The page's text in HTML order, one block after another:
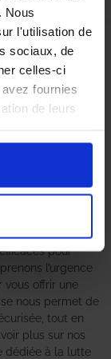
Nous
l'utilisation de
sociaux, de
celles-ci
fournies
de leurs
frelons asiatiques
de nid
garantir votre
Pic se
la lutte contre
qualifiés,
pour
l’urgence
offrir une
nous permet de
tout en
plus sur nos
dédiée à la lutte